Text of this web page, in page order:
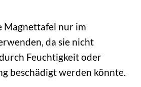
Magnettafel nur im
da sie nicht
Feuchtigkeit oder
beschädigt werden könnte.